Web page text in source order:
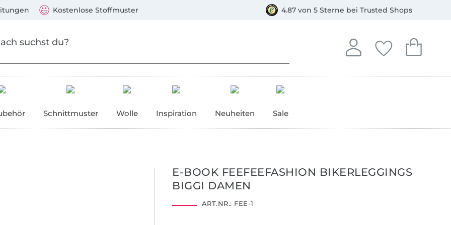
Kostenlose Stoffmuster 4.87 von 5 Sterne bei Trusted Shops
Anmelden
In deinem Konto
Deine
Du hast keine
Dein
Du hast
Schnittmuster Wolle Inspiration Neuheiten Sale
E-BOOK FEEFEEFASHION BIKERLEGGINGS
BIGGI DAMEN
ART.NR.: FEE-1
Mastercard, PayPal, Giropay, Kauf auf Rechnung, Vorkasse